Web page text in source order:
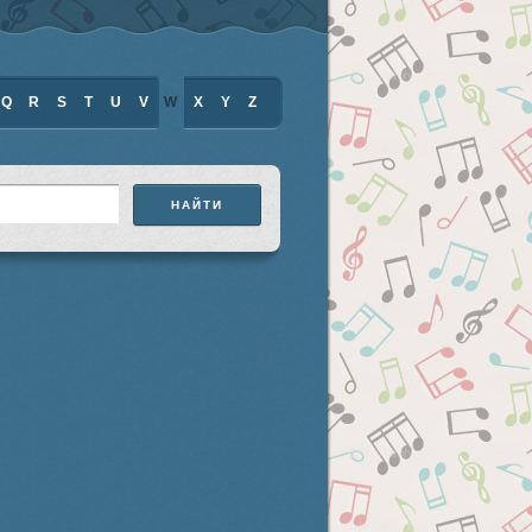
Q R S T U V W X Y Z